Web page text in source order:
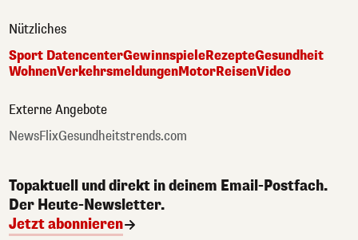
Nützliches
Sport DatencenterGewinnspieleRezepteGesundheit
WohnenVerkehrsmeldungenMotorReisenVideo
Externe Angebote
NewsFlixGesundheitstrends.com
Topaktuell und direkt in deinem Email-Postfach.
Der Heute-Newsletter.
Jetzt abonnieren